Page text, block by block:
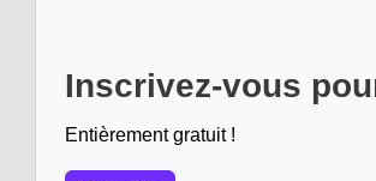
Inscrivez-vous
Entièrement gratuit !